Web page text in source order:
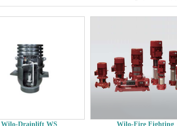
Wilo-Drainlift WS Wilo-Fire Fighting